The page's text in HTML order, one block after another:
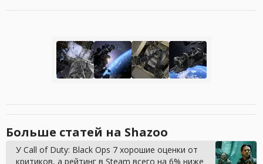
Больше статей на Shazoo
У Call of Duty: Black Ops 7 хорошие оценки от
критиков, а рейтинг в Steam всего на 6% ниже